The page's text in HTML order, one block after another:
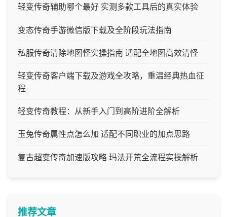
轻变传奇辅助哪个最好 实测多款工具后的真实体验
变态传奇手游微信版下载及全阶段玩法指南
私服传奇清除地图怪实操指南 适配全地图高效清怪
轻变传奇客户端下载及游戏全攻略，重温经典热血征
程
轻变传奇教程：从新手入门到高阶进阶全解析
玉兔传奇属性点怎么加 适配不同职业的加点思路
复古超变传奇加速版攻略 玛法开荒全流程实操解析
推荐文章